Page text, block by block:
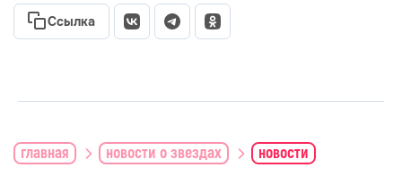
Ссылка
главная новости о звездах новости